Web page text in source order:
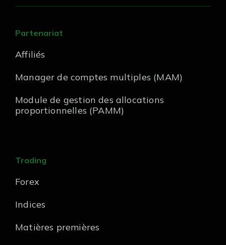
Partenariat
Affiliés
Manager de comptes multiples (MAM)
Module de gestion des allocations
proportionnelles (PAMM)
Trading
Forex
Indices
Matières premières